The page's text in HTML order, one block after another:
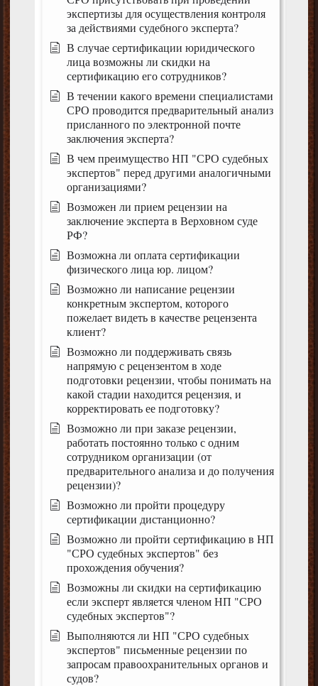
экспертизы для осуществления контроля
за действиями судебного эксперта?
В случае сертификации юридического
лица возможны ли скидки на
сертификацию его сотрудников?
В течении какого времени специалистами
СРО проводится предварительный анализ
присланного по электронной почте
заключения эксперта?
В чем преимущество НП "СРО судебных
экспертов" перед другими аналогичными
организациями?
Возможен ли прием рецензии на
заключение эксперта в Верховном суде
РФ?
Возможна ли оплата сертификации
физического лица юр. лицом?
Возможно ли написание рецензии
конкретным экспертом, которого
пожелает видеть в качестве рецензента
клиент?
Возможно ли поддерживать связь
напрямую с рецензентом в ходе
подготовки рецензии, чтобы понимать на
какой стадии находится рецензия, и
корректировать ее подготовку?
Возможно ли при заказе рецензии,
работать постоянно только с одним
сотрудником организации (от
предварительного анализа и до получения
рецензии)?
Возможно ли пройти процедуру
сертификации дистанционно?
Возможно ли пройти сертификацию в НП
"СРО судебных экспертов" без
прохождения обучения?
Возможны ли скидки на сертификацию
если эксперт является членом НП "СРО
судебных экспертов"?
Выполняются ли НП "СРО судебных
экспертов" письменные рецензии по
запросам правоохранительных органов и
судов?